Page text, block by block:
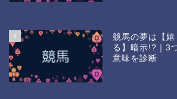
4
競馬の夢は【嬉
る】暗示!?｜3
意味を診断